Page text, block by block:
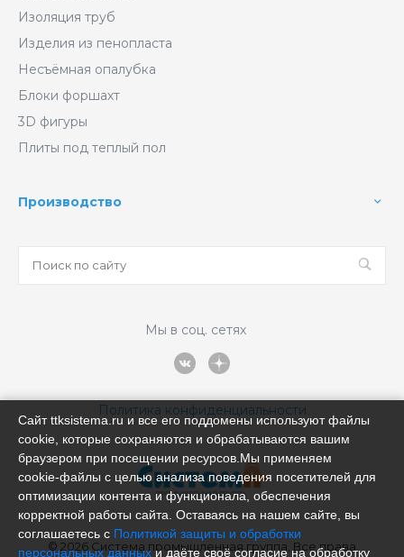
Изоляция труб
Изделия из пенопласта
Несъёмная опалубка
Блоки форшахт
3D фигуры
Плиты под теплый пол
Производство
Мы в соц. сетях
Политика конфиденциальности
© 2026 Система промышленная группа, Все права
Сайт ttksistema.ru и все его поддомены используют файлы
cookie, которые сохраняются и обрабатываются вашим
браузером при посещении ресурсов.Мы применяем
cookie‑файлы с целью анализа поведения посетителей для
оптимизации контента и функционала, обеспечения
корректной работы сайта. Оставаясь на нашем сайте, вы
соглашаетесь с Политикой защиты и обработки
персональных данныхи даёте своё согласие на обработку